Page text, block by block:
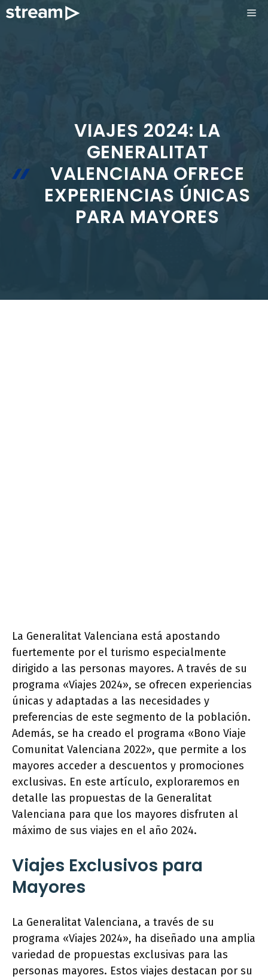
Saltar
VIAJES 2024: LA
GENERALITAT
VALENCIANA OFRECE
EXPERIENCIAS ÚNICAS
PARA MAYORES
La Generalitat Valenciana está apostando
fuertemente por el turismo especialmente
dirigido a las personas mayores. A través de su
programa «Viajes 2024», se ofrecen experiencias
únicas y adaptadas a las necesidades y
preferencias de este segmento de la población.
Además, se ha creado el programa «Bono Viaje
Comunitat Valenciana 2022», que permite a los
mayores acceder a descuentos y promociones
exclusivas. En este artículo, exploraremos en
detalle las propuestas de la Generalitat
Valenciana para que los mayores disfruten al
máximo de sus viajes en el año 2024.
Viajes Exclusivos para
Mayores
La Generalitat Valenciana, a través de su
programa «Viajes 2024», ha diseñado una amplia
variedad de propuestas exclusivas para las
personas mayores. Estos viajes destacan por su